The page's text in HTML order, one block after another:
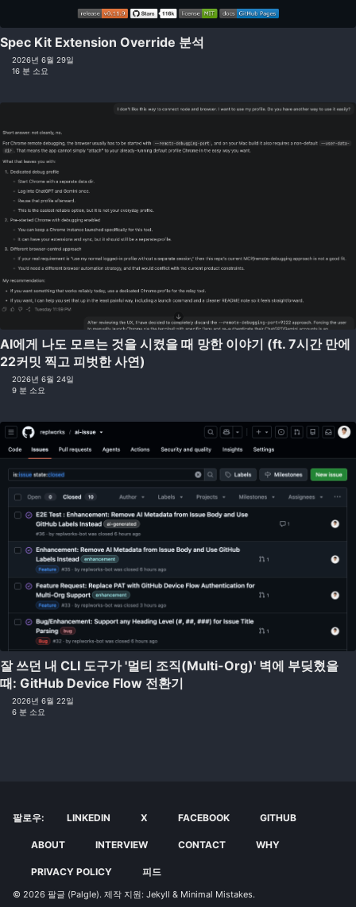
Spec Kit Extension Override 분석
2026년 6월 29일
16 분 소요
AI에게 나도 모르는 것을 시켰을 때 망한 이야기 (ft. 7시간 만에
22커밋 찍고 피벗한 사연)
2026년 6월 24일
9 분 소요
잘 쓰던 내 CLI 도구가 '멀티 조직(Multi-Org)' 벽에 부딪혔을
때: GitHub Device Flow 전환기
2026년 6월 22일
6 분 소요
팔로우: LINKEDIN X FACEBOOK GITHUB
ABOUT INTERVIEW CONTACT WHY
PRIVACY POLICY 피드
© 2026 팔글 (Palgle). 제작 지원: Jekyll & Minimal Mistakes.